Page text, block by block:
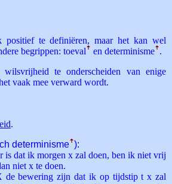
positief te definiëren, maar het kan wel
begrippen: toeval ꜛ en determinismeꜛ .
te onderscheiden van enige
vaak mee verward wordt.
.
determinismeꜛ):
is dat ik morgen x zal doen, ben ik niet vrij
niet x te doen.
de bewering zijn dat ik op tijdstip t x zal